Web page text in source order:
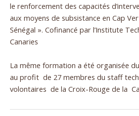
le renforcement des capacités
aux moyens de subsistance en Cap
Sénégal ». Cofinancé par l’Institute
Canaries
La même formation a été organisée
au profit de 27 membres du staff
volontaires de la Croix-Rouge de la